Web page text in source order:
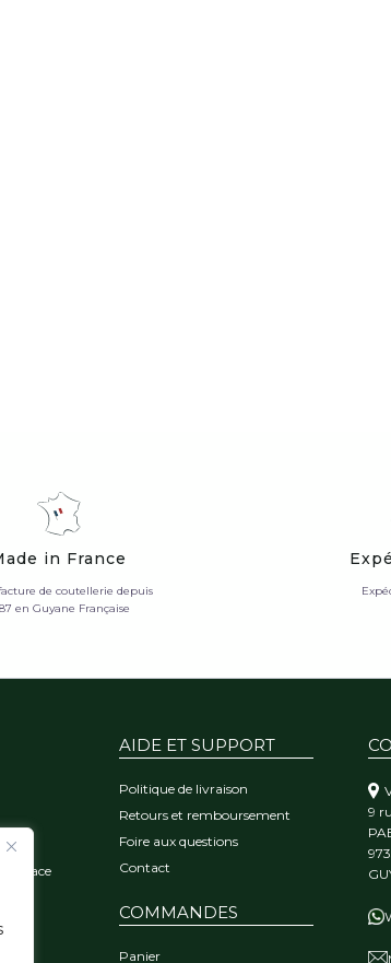
in France
de coutellerie depuis
en Guyane Française
AIDE ET SUPPORT
Politique de livraison
Retours et remboursement
Foire aux questions
Contact
COMMANDES
Panier
9